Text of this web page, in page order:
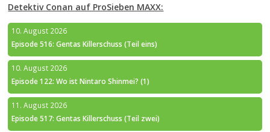
Detektiv Conan auf ProSieben MAXX:
10. August 2026
Episode 516: Gentas Killerschuss (Teil eins)
10. August 2026
Episode 122: Wo ist Nintaro Shinmei? (1)
11. August 2026
Episode 517: Gentas Killerschuss (Teil zwei)